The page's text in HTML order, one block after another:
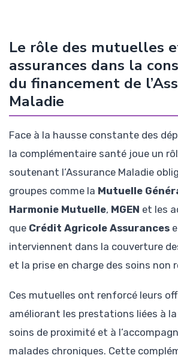
Le rôle des mutuelles
assurances dans la
du financement de
Maladie
Face à la hausse constante des
la complémentaire santé joue un
soutenant l’Assurance Maladie
groupes comme la Mutuelle
Harmonie Mutuelle, MGEN et les
que Crédit Agricole Assurances
interviennent dans la couverture
et la prise en charge des soins non
Ces mutuelles ont renforcé leurs
améliorant les prestations liées à
soins de proximité et à
malades chroniques. Cette